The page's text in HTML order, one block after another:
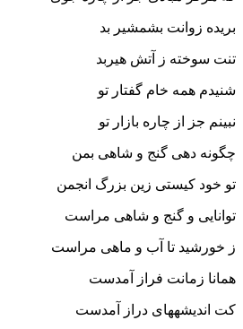
بریده زوانت بشمشیر بد
تنت سوخته ز آتش هیربد
شنیدم همه خام گفتار تو
نبینم جز از چاره بازار تو
چگونه دهى گنج و شاهى بمن
تو خود کیستى زین بزرگ انجمن‏
توانایى و گنج و شاهى مراست
ز خورشید تا آب و ماهى مراست‏
همانا زمانت فراز آمدست
کت اندیشه‏هاى دراز آمدست‏